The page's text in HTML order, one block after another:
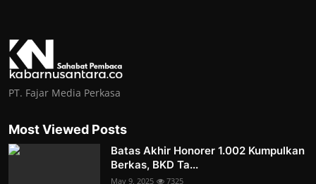
PT. Fajar Media Perkasa
Most Viewed Posts
Batas Akhir Honorer 1.002 Kumpulkan
Berkas, BKD Ta...
May 9, 2025 7325